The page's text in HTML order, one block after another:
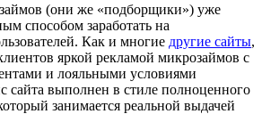
(они же «подборщики») уже
способом заработать на
Как и многие другие сайты,
яркой рекламой микрозаймов с
и лояльными условиями
сайта выполнен в стиле полноценного
занимается реальной выдачей